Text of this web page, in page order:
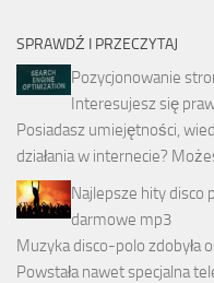
SPRAWDŹ I PRZECZYTAJ
Pozycjonowanie
Interesujesz się
Posiadasz umiejętności,
działania w internecie?
Najlepsze hity disco
darmowe mp3
Muzyka disco-polo zdobyła
Powstała nawet specjalna